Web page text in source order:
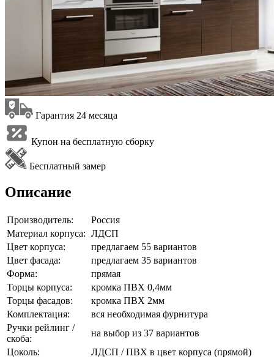
Гарантия 24 месяца
Купон на бесплатную сборку
Бесплатный замер
Описание
Производитель:
Россия
Материал корпуса: ЛДСП
Цвет корпуса:
предлагаем 55 вариантов
Цвет фасада:
предлагаем 35 вариантов
Форма:
прямая
Торцы корпуса:
кромка ПВХ 0,4мм
Торцы фасадов:
кромка ПВХ 2мм
Комплектация:
вся необходимая фурнитура
Ручки рейлинг /
скоба:
на выбор из 37 вариантов
Цоколь:
ЛДСП / ПВХ в цвет корпуса (прямой)